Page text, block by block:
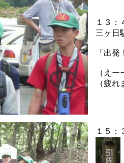
１３：
三ヶ日
「出発
（え
（疲
１５